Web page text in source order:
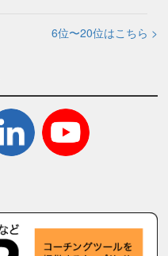
6位〜20位はこちら >